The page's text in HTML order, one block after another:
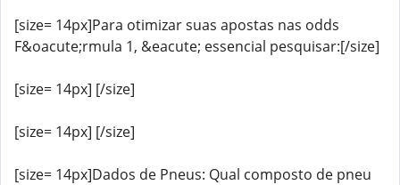
[size= 14px]Para otimizar suas apostas nas odds
F&oacute;rmula 1, &eacute; essencial pesquisar:[/size]
[size= 14px] [/size]
[size= 14px] [/size]
[size= 14px]Dados de Pneus: Qual composto de pneu